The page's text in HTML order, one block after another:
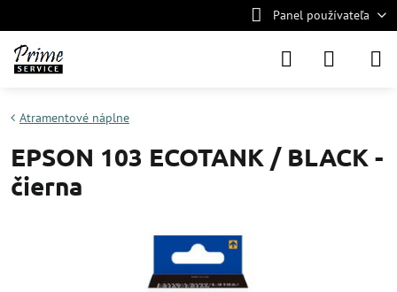
Panel používateľa
Atramentové náplne
EPSON 103 ECOTANK / BLACK -
čierna